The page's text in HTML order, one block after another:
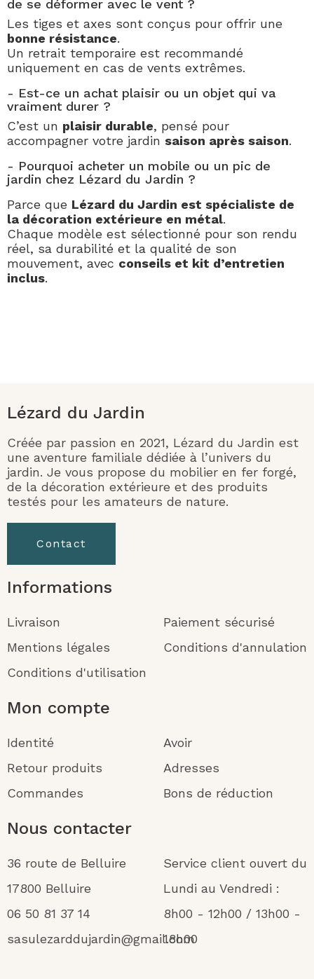
de se déformer avec le vent ?
Les tiges et axes sont conçus pour offrir une
bonne résistance.
Un retrait temporaire est recommandé
uniquement en cas de vents extrêmes.
- Est-ce un achat plaisir ou un objet qui va
vraiment durer ?
C’est un plaisir durable, pensé pour
accompagner votre jardin saison après saison.
- Pourquoi acheter un mobile ou un pic de
jardin chez Lézard du Jardin ?
Parce que Lézard du Jardin est spécialiste de
la décoration extérieure en métal.
Chaque modèle est sélectionné pour son rendu
réel, sa durabilité et la qualité de son
mouvement, avec conseils et kit d’entretien
inclus.
Lézard du Jardin
Créée par passion en 2021, Lézard du Jardin est
une aventure familiale dédiée à l’univers du
jardin. Je vous propose du mobilier en fer forgé,
de la décoration extérieure et des produits
testés pour les amateurs de nature.
Contact
Informations
Livraison
Mentions légales
Conditions d'utilisation
Paiement sécurisé
Conditions d'annulation
Mon compte
Identité
Retour produits
Commandes
Avoir
Adresses
Bons de réduction
Nous contacter
36 route de Belluire
17800 Belluire
06 50 81 37 14
sasulezarddujardin@gmail.com
Service client ouvert du
Lundi au Vendredi :
8h00 - 12h00 / 13h00 -
18h00